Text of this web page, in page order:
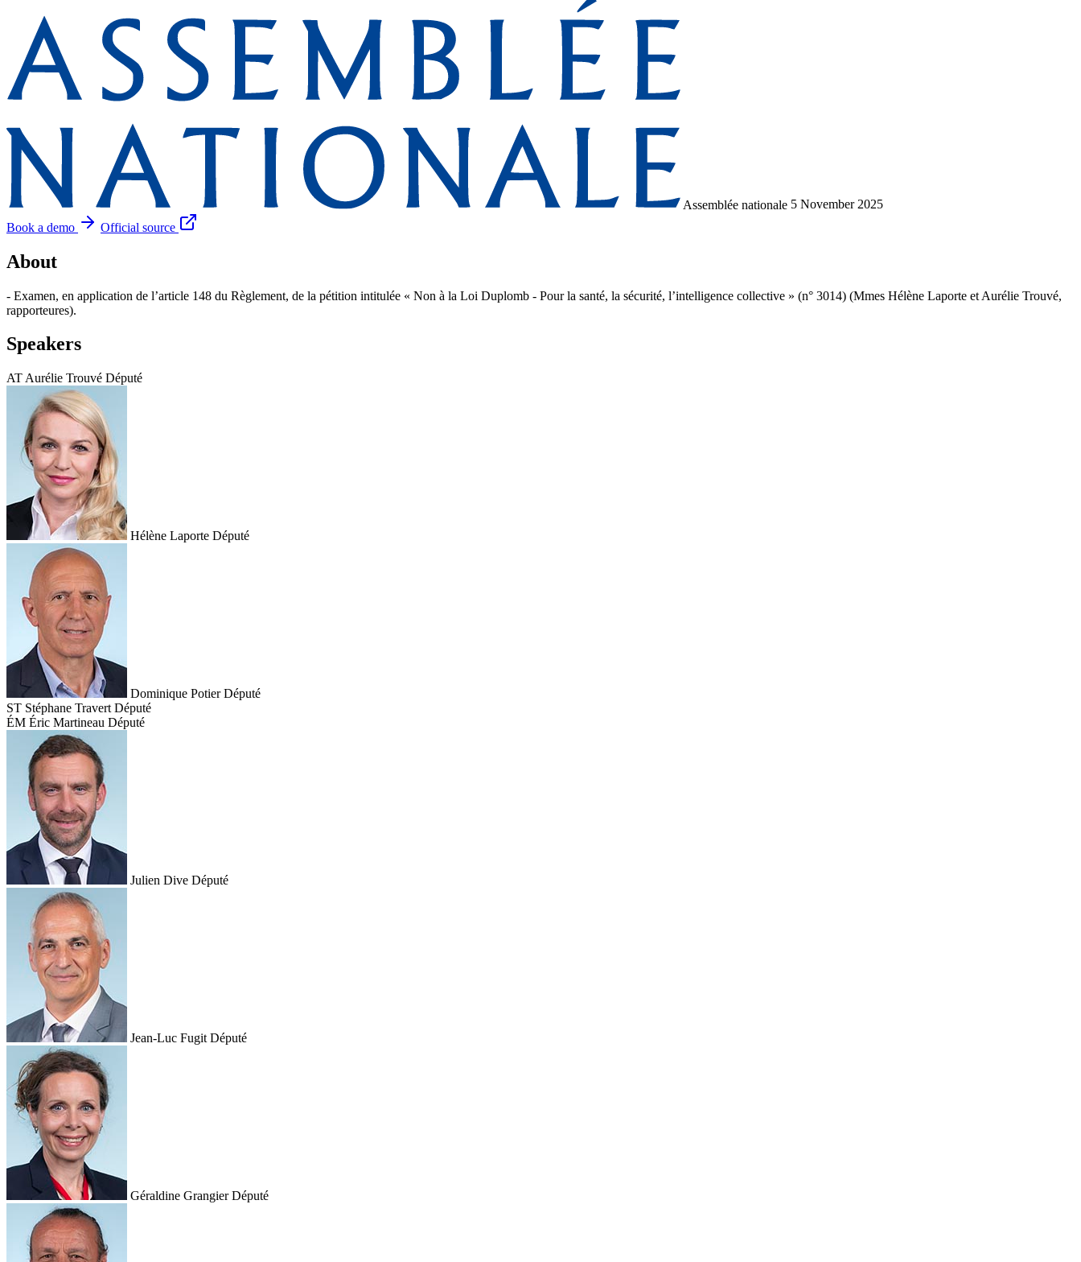
Assemblée nationale 5 November 2025
Book a demo
Official source
About
- Examen, en application de l’article 148 du Règlement, de la pétition intitulée « Non à la Loi Duplomb - Pour la santé, la sécurité, l’intelligence collective » (n° 3014) (Mmes Hélène Laporte et Aurélie Trouvé,
rapporteures).
Speakers
AT Aurélie Trouvé Député
Hélène Laporte Député
Dominique Potier Député
ST Stéphane Travert Député
ÉM Éric Martineau Député
Julien Dive Député
Jean-Luc Fugit Député
Géraldine Grangier Député